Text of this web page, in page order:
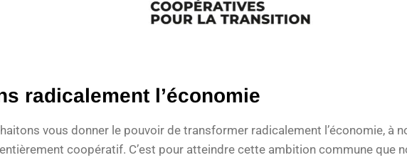
radicalement l’économie
vous donner le pouvoir de transformer radicalement l’économie, à
coopératif. C’est pour atteindre cette ambition commune que